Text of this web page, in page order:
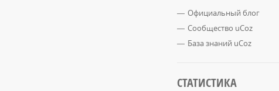
Официальный блог
Сообщество uCoz
База знаний uCoz
СТАТИСТИКА